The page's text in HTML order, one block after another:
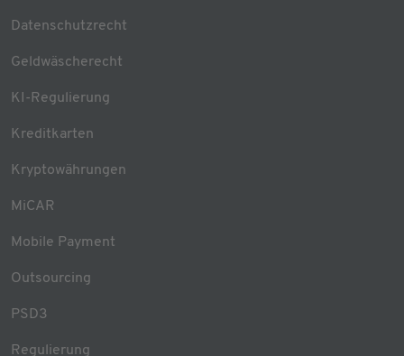
Datenschutzrecht
Geldwäscherecht
KI-Regulierung
Kreditkarten
Kryptowährungen
MiCAR
Mobile Payment
Outsourcing
PSD3
Regulierung